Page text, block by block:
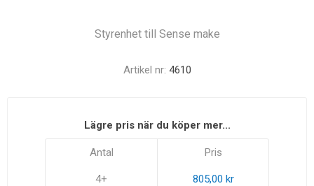
Styrenhet till Sense make
Artikel nr: 4610
Lägre pris när du köper mer...
Antal
4+
Pris
805,00 kr